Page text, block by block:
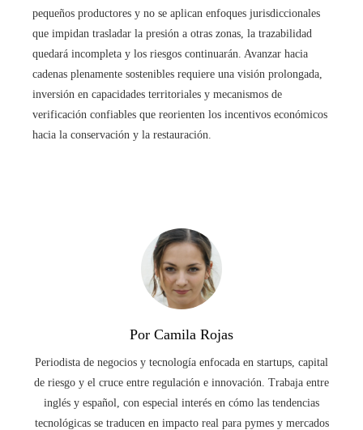
pequeños productores y no se aplican enfoques jurisdiccionales
que impidan trasladar la presión a otras zonas, la trazabilidad
quedará incompleta y los riesgos continuarán. Avanzar hacia
cadenas plenamente sostenibles requiere una visión prolongada,
inversión en capacidades territoriales y mecanismos de
verificación confiables que reorienten los incentivos económicos
hacia la conservación y la restauración.
Por Camila Rojas
Periodista de negocios y tecnología enfocada en startups, capital
de riesgo y el cruce entre regulación e innovación. Trabaja entre
inglés y español, con especial interés en cómo las tendencias
tecnológicas se traducen en impacto real para pymes y mercados